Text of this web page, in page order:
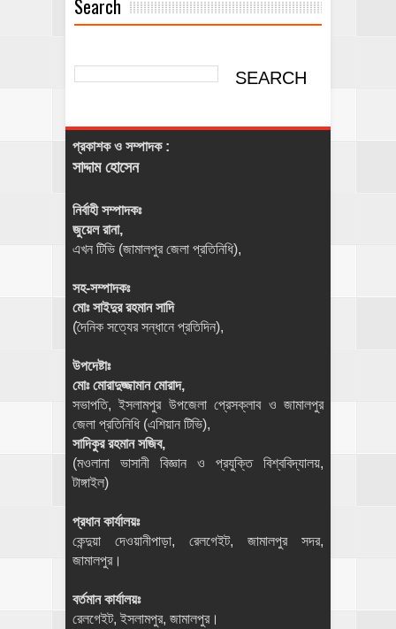
Search
প্রকাশক ও সম্পাদক :
সাদ্দাম হোসেন
নির্বাহী সম্পাদকঃ
জুয়েল রানা,
এখন টিভি (জামালপুর জেলা প্রতিনিধি),
সহ-সম্পাদকঃ
মোঃ সাইদুর রহমান সাদি
(দৈনিক সত্যের সন্ধানে প্রতিদিন),
উপদেষ্টাঃ
মোঃ মোরাদুজ্জামান মোরাদ,
সভাপতি, ইসলামপুর উপজেলা প্রেসক্লাব ও জামালপুর
জেলা প্রতিনিধি (এশিয়ান টিভি),
সাদিকুর রহমান সজিব,
(মওলানা ভাসানী বিজ্ঞান ও প্রযুক্তি বিশ্ববিদ্যালয়,
টাঙ্গাইল)
প্রধান কার্যালয়ঃ
কেন্দুয়া দেওয়ানীপাড়া, রেলগেইট, জামালপুর সদর,
জামালপুর।
বর্তমান কার্যালয়ঃ
রেলগেইট, ইসলামপুর, জামালপুর।